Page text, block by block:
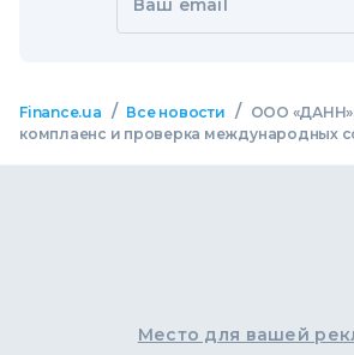
Ваш email
Finance.ua / Все новости /
ООО
комплаенс и проверка международных
Место для вашей